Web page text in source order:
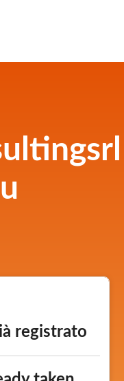
registrato